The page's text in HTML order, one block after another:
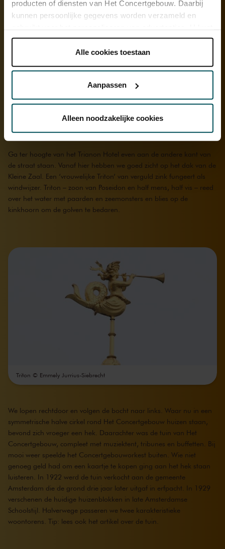
producten of diensten van Het Concertgebouw. Daarbij
kunnen persoonlijke gegevens worden verzameld en
onder 'aanpassen' zelf welke cookies wij mogen
Lees onze cookieverklaring hier. Lees onze
Via decookieverklaringop onze website kunt u uw
kunnen ontvangen en verwerken.
Alle cookies toestaan
Aanpassen
Alleen noodzakelijke cookies
Portier Danny van Ekeren © Bernd Köhnen
Ga ter hoogte van het Trianon Hotel even aan de andere kant van
de straat staan. Vanaf hier hebben we goed zicht op het dak van de
Kleine Zaal. Een ‘vrouwelijke Triton’ van verguld zink fungeert als
windwijzer. Triton – zoon van Poseidon en half mens, half vis – reed
over het water met paarden en zeemonsters en blies op de
kinkhoorn om de golven te bedaren.
Triton © Emmely Jurrius-Siebrecht
We lopen rechtdoor en volgen de bocht naar links. Waar nu in een
symmetrische halve cirkel rond Het Concertgebouw huizen staan,
bevond zich vroeger een hek. Daarachter was de tuin van Het
Concertgebouw, compleet met muziektent, tribunes en buffetten. Bij
mooi weer speelde het Concertgebouworkest buiten. Wie niet
genoeg geld had om een kaartje te kopen ging aan het hek staan
luisteren. In 1922 werd de tuin verkocht aan de gemeente
Amsterdam die de grond drie jaar later uitgaf in erfpacht. In 1929
verschenen de huidige huizenblokken in late Amsterdamse
Schoolstijl. Halverwege passeren we twee karakteristieke
woontorens. Tip: lees ook het artikel over de tuin.